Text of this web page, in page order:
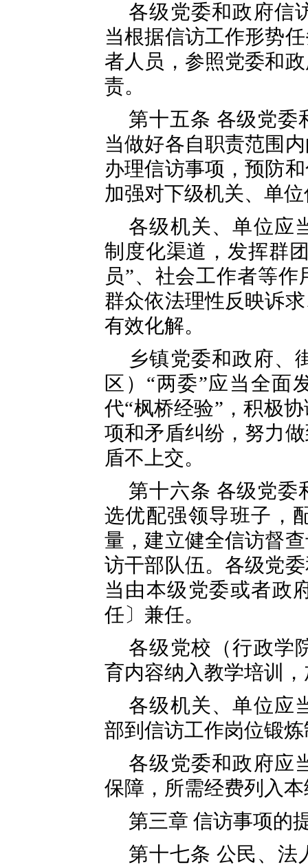
各级党委和政府信
当根据信访工作形势
者人员，参照党委和
责。
第十五条 各级党委
当做好各自职责范围
办理信访事项，预防
加强对下级机关、单
各级机关、单位应
制度化渠道，发挥群
员”、社会工作者等
群众依法理性反映诉
有效化解。
乡镇党委和政府、
区）“两委”应当全面
代“枫桥经验”，积极
项和矛盾纠纷，努力
盾不上交。
第十六条 各级党委
选优配强领导班子，
量，建立健全信访督
访干部队伍。各级党
当由本级党委或者政
任〕兼任。
各级党校（行政学
育内容纳入教学培训
各级机关、单位应
部到信访工作岗位锻
各级党委和政府应
保障，所需经费列入
第三章 信访事项的
第十七条 公民、法